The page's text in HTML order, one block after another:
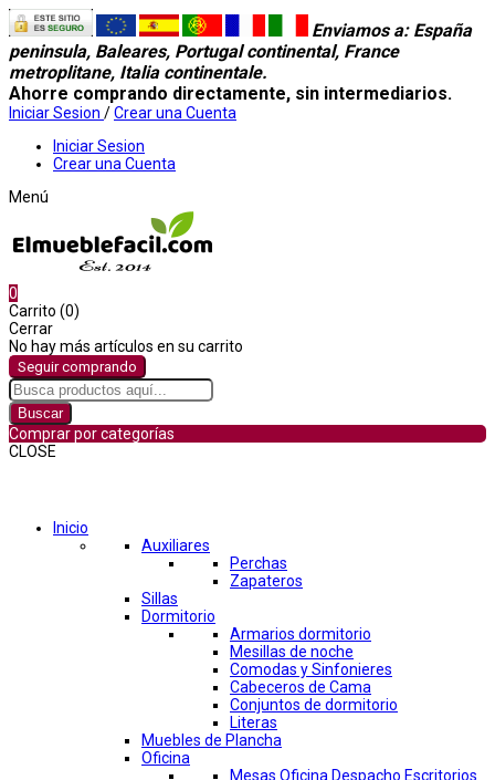
Enviamos a: España
peninsula, Baleares, Portugal continental, France
metroplitane, Italia continentale.
Ahorre comprando directamente, sin intermediarios.
Iniciar Sesion /Crear una Cuenta
Iniciar Sesion
Crear una Cuenta
Menú
0
Carrito (0)
Cerrar
No hay más artículos en su carrito
Seguir comprando
Buscar
Comprar por categorías
CLOSE
Inicio
Auxiliares
Perchas
Zapateros
Sillas
Dormitorio
Armarios dormitorio
Mesillas de noche
Comodas y Sinfonieres
Cabeceros de Cama
Conjuntos de dormitorio
Literas
Muebles de Plancha
Oficina
Mesas Oficina Despacho Escritorios